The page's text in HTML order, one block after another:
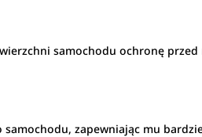
samochodu ochronę przed
zapewniając mu